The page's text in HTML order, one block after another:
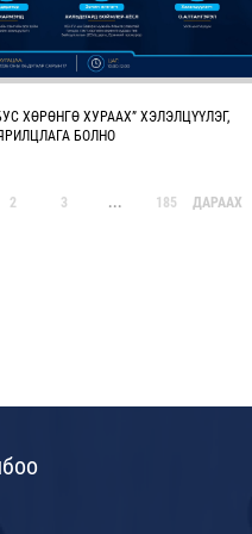
ХӨРӨНГӨ ХУРААХ” ХЭЛЭЛЦҮҮЛЭГ,
БОЛНО
2 3 ... 185 ДАРААХ